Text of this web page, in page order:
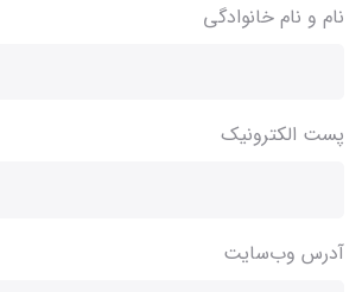
نام و نام خانوادگی
پست الکترونیک
آدرس وب‌سایت